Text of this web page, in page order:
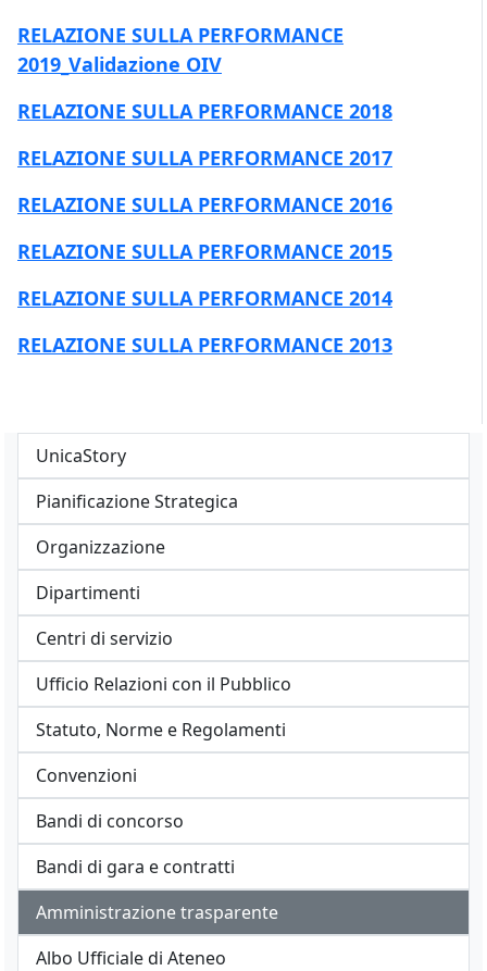
RELAZIONE SULLA PERFORMANCE
2019_Validazione OIV
RELAZIONE SULLA PERFORMANCE 2018
RELAZIONE SULLA PERFORMANCE 2017
RELAZIONE SULLA PERFORMANCE 2016
RELAZIONE SULLA PERFORMANCE 2015
RELAZIONE SULLA PERFORMANCE 2014
RELAZIONE SULLA PERFORMANCE 2013
UnicaStory
Pianificazione Strategica
Organizzazione
Dipartimenti
Centri di servizio
Ufficio Relazioni con il Pubblico
Statuto, Norme e Regolamenti
Convenzioni
Bandi di concorso
Bandi di gara e contratti
Amministrazione trasparente
Albo Ufficiale di Ateneo